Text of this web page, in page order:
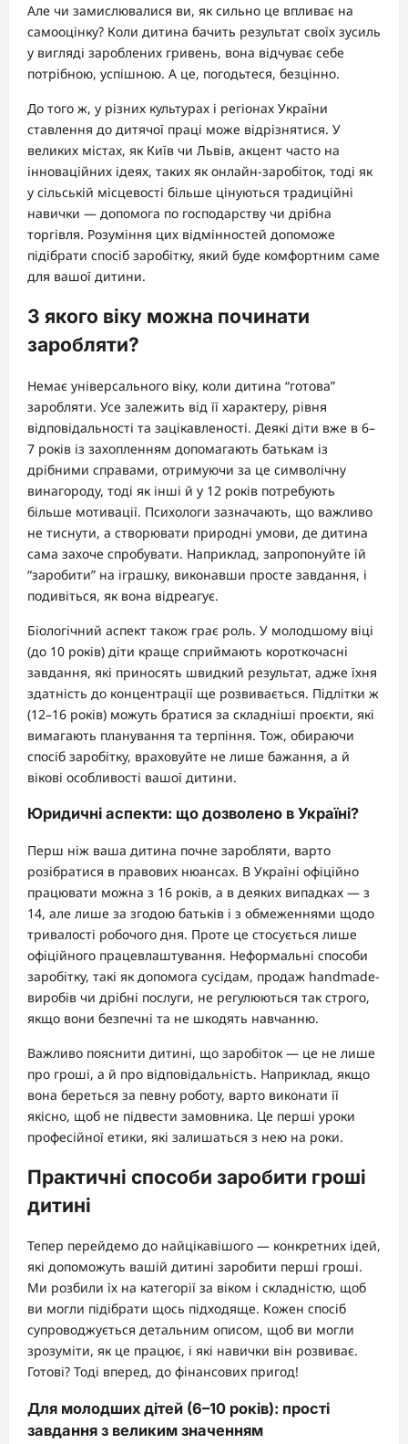
Але чи замислювалися ви, як сильно це впливає на
самооцінку? Коли дитина бачить результат своїх зусиль
у вигляді зароблених гривень, вона відчуває себе
потрібною, успішною. А це, погодьтеся, безцінно.
До того ж, у різних культурах і регіонах України
ставлення до дитячої праці може відрізнятися. У
великих містах, як Київ чи Львів, акцент часто на
інноваційних ідеях, таких як онлайн-заробіток, тоді як
у сільській місцевості більше цінуються традиційні
навички — допомога по господарству чи дрібна
торгівля. Розуміння цих відмінностей допоможе
підібрати спосіб заробітку, який буде комфортним саме
для вашої дитини.
З якого віку можна починати
заробляти?
Немає універсального віку, коли дитина “готова”
заробляти. Усе залежить від її характеру, рівня
відповідальності та зацікавленості. Деякі діти вже в 6–
7 років із захопленням допомагають батькам із
дрібними справами, отримуючи за це символічну
винагороду, тоді як інші й у 12 років потребують
більше мотивації. Психологи зазначають, що важливо
не тиснути, а створювати природні умови, де дитина
сама захоче спробувати. Наприклад, запропонуйте їй
“заробити” на іграшку, виконавши просте завдання, і
подивіться, як вона відреагує.
Біологічний аспект також грає роль. У молодшому віці
(до 10 років) діти краще сприймають короткочасні
завдання, які приносять швидкий результат, адже їхня
здатність до концентрації ще розвивається. Підлітки ж
(12–16 років) можуть братися за складніші проєкти, які
вимагають планування та терпіння. Тож, обираючи
спосіб заробітку, враховуйте не лише бажання, а й
вікові особливості вашої дитини.
Юридичні аспекти: що дозволено в Україні?
Перш ніж ваша дитина почне заробляти, варто
розібратися в правових нюансах. В Україні офіційно
працювати можна з 16 років, а в деяких випадках — з
14, але лише за згодою батьків і з обмеженнями щодо
тривалості робочого дня. Проте це стосується лише
офіційного працевлаштування. Неформальні способи
заробітку, такі як допомога сусідам, продаж handmade-
виробів чи дрібні послуги, не регулюються так строго,
якщо вони безпечні та не шкодять навчанню.
Важливо пояснити дитині, що заробіток — це не лише
про гроші, а й про відповідальність. Наприклад, якщо
вона береться за певну роботу, варто виконати її
якісно, щоб не підвести замовника. Це перші уроки
професійної етики, які залишаться з нею на роки.
Практичні способи заробити гроші
дитині
Тепер перейдемо до найцікавішого — конкретних ідей,
які допоможуть вашій дитині заробити перші гроші.
Ми розбили їх на категорії за віком і складністю, щоб
ви могли підібрати щось підходяще. Кожен спосіб
супроводжується детальним описом, щоб ви могли
зрозуміти, як це працює, і які навички він розвиває.
Готові? Тоді вперед, до фінансових пригод!
Для молодших дітей (6–10 років): прості
завдання з великим значенням